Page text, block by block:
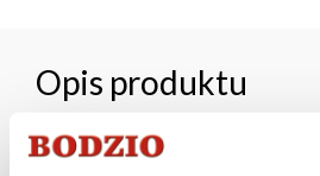
Opis produktu
Pojemna i funkcjonalna szafa